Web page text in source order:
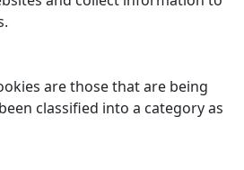
are those that are being
classified into a category as